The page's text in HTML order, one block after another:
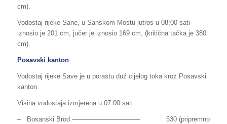
cm).
Vodostaj rijeke Sane, u Sanskom Mostu jutros u 08:00 sati
iznosio je 201 cm, jučer je iznosio 169 cm, (kritična tačka je 380
cm).
Posavski kanton
Vodostaj rijeke Save je u porastu duž cijelog toka kroz Posavski
kanton.
Visina vodostaja izmjerena u 07:00 sati.
– Bosanski Brod —————­­­­­­­—————- 530 (pripremno